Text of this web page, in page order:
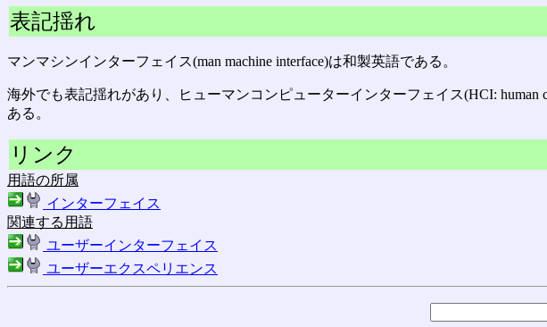
表記揺れ
マンマシンインターフェイス(man machine interface)は和製英語である。
海外でも表記揺れがあり、ヒューマンコンピューターインターフェイス(HCI: human
ある。
リンク
用語の所属
インターフェイス
関連する用語
ユーザーインターフェイス
ユーザーエクスペリエンス